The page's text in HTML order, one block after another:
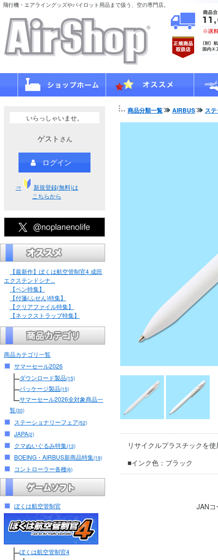
飛行機・エアライングッズやパイロット用品まで扱う、空の専門店。
いらっしゃいませ。
ゲスト さん
ログイン
⇒
新規登録(無料)は
こちらから
【最新作】ぼくは航空管制官4 成田
エクステンドシナ...
【ペン特集】
【付箋(ふせん)特集】
【クリアファイル特集】
【ネックストラップ特集】
商品カテゴリ一覧
サマーセール2026
ダウンロード製品(15)
パッケージ製品(15)
サマーセール2026全対象商品一
覧(30)
ステーショナリーフェア(52)
JAPA(2)
クマぬいぐるみ特集(13)
BOEING・AIRBUS新商品特集(19)
コントローラー各種(6)
ぼくは航空管制官
ぼくは航空管制官4
商品分類一覧 AIRBUS ス
リサイクルプラスチックを
■インク色：ブラック
JAN